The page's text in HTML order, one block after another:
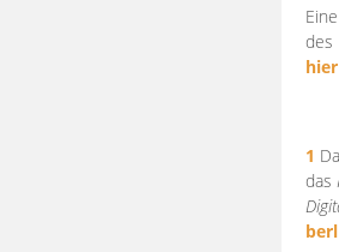
des
hier
1
das